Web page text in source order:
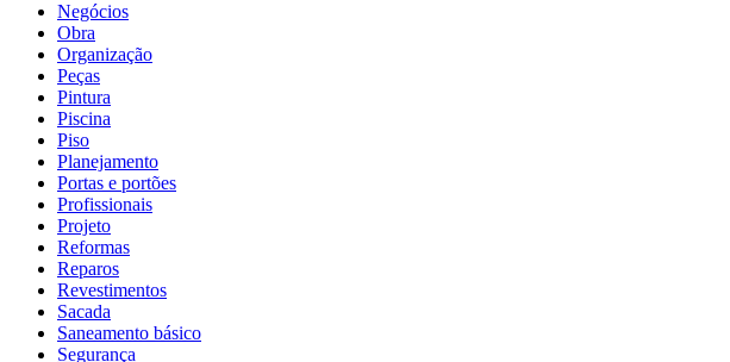
Negócios
Obra
Organização
Peças
Pintura
Piscina
Piso
Planejamento
Portas e portões
Profissionais
Projeto
Reformas
Reparos
Revestimentos
Sacada
Saneamento básico
Segurança